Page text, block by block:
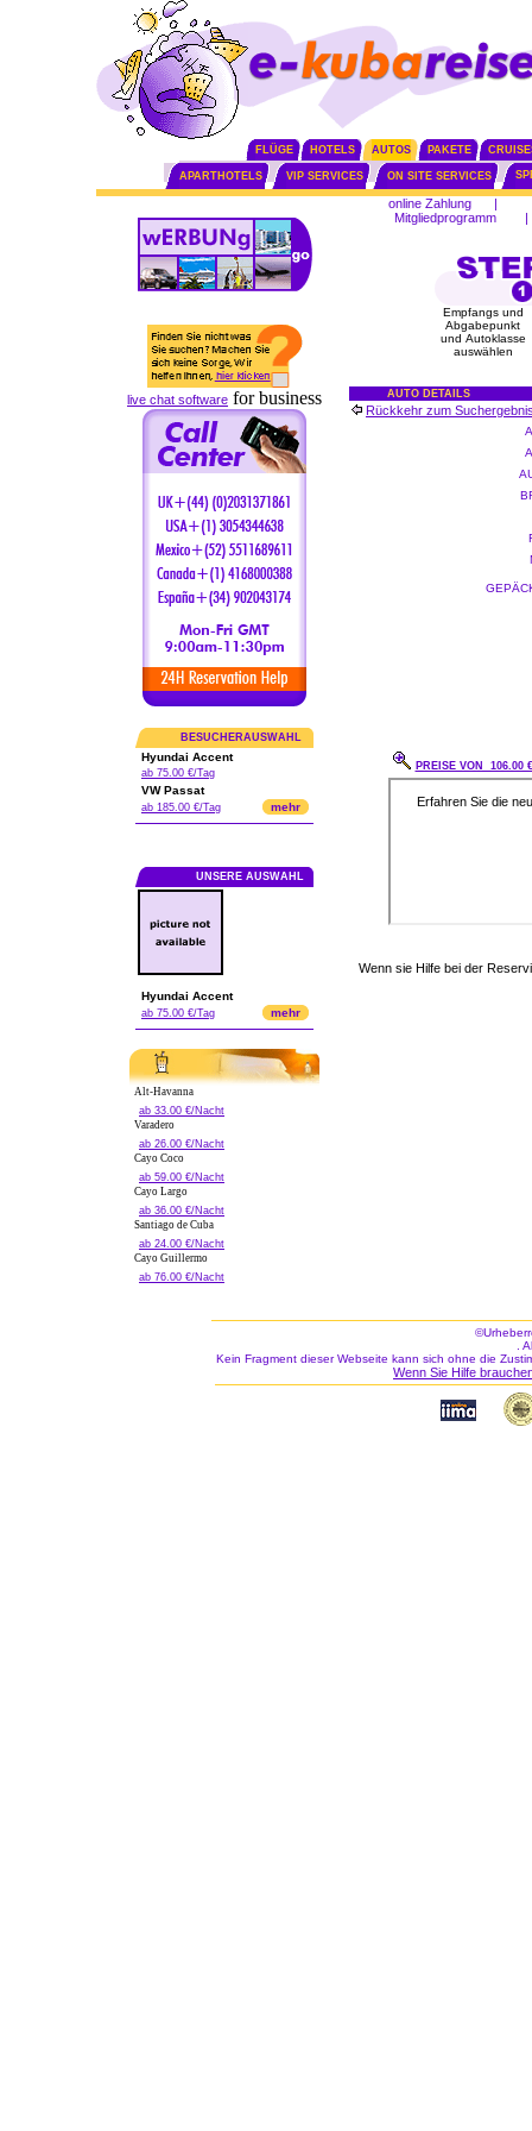
FLÜGE HOTELS AUTOS PAKETE
APARTHOTELS VIP SERVICES ON SITE SERVICES
live chat software for business
BESUCHERAUSWAHL
Hyundai Accent
ab 75.00 €/Tag
VW Passat
ab 185.00 €/Tag mehr
UNSERE AUSWAHL
Hyundai Accent
ab 75.00 €/Tag mehr
Alt-Havanna
ab 33.00 €/Nacht
Varadero
ab 26.00 €/Nacht
Cayo Coco
ab 59.00 €/Nacht
Cayo Largo
ab 36.00 €/Nacht
Santiago de Cuba
ab 24.00 €/Nacht
Cayo Guillermo
ab 76.00 €/Nacht
online Zahlung
|
Mitgliedprogramm
|
Empfangs und
Abgabepunkt
und Autoklasse
auswählen
AUTO DETAILS
Rückkehr zum
PREISE VON 106.00
Wenn sie Hilfe bei der
.
Kein Fragment dieser Webseite kann sich ohne die
Wenn Sie Hilfe